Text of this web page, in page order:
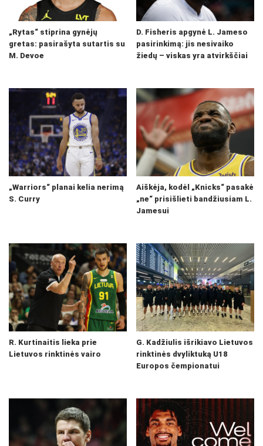
„Rytas“ stiprina gynėjų
gretas: pasirašyta sutartis su
M. Devoe
D. Fisheris apgynė L. Jameso
pasirinkimą: jis nesivaiko
žiedų – viskas yra atvirkščiai
„Warriors“ planai kelia nerimą
S. Curry
Aiškėja, kodėl „Knicks“ pasakė
„ne“ prisišlieti bandžiusiam L.
Jamesui
R. Kurtinaitis lieka prie
Lietuvos rinktinės vairo
G. Kadžiulis išrikiavo Lietuvos
rinktinės dvyliktuką U18
Europos čempionatui